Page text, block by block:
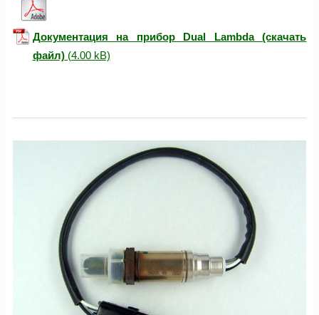
Документация на прибор Dual Lambda (скачать
файл)